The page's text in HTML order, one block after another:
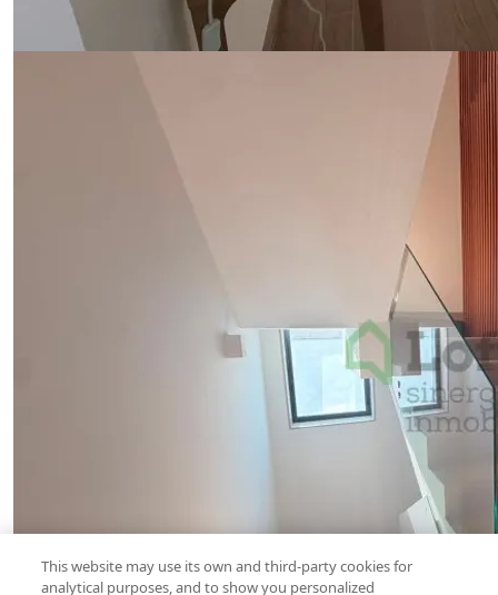
This website may use its own and third-party cookies for
analytical purposes, and to show you personalized